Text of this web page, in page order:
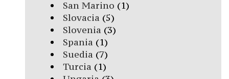
San Marino (1)
Slovacia (5)
Slovenia (3)
Spania (1)
Suedia (7)
Turcia (1)